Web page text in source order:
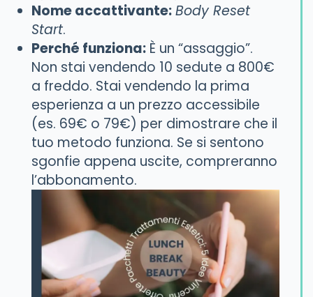
Nome accattivante:Body Reset
Start.
Perché funziona: È un “assaggio”.
Non stai vendendo 10 sedute a 800€
a freddo. Stai vendendo la prima
esperienza a un prezzo accessibile
(es. 69€ o 79€) per dimostrare che il
tuo metodo funziona. Se si sentono
sgonfie appena uscite, compreranno
l’abbonamento.